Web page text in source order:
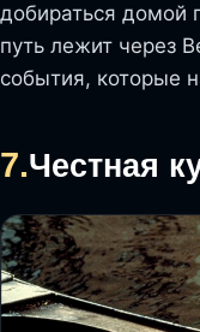
добираться домой
путь лежит через
события, которые
7.Честная